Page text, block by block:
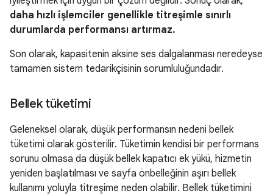
daha hızlı işlemciler genellikle titreşimle sınırlı
durumlarda performansı artırmaz.
Son olarak, kapasitenin aksine ses dalgalanması neredeyse
tamamen sistem tedarikçisinin sorumluluğundadır.
Bellek tüketimi
Geleneksel olarak, düşük performansın nedeni bellek
tüketimi olarak gösterilir. Tüketimin kendisi bir performans
sorunu olmasa da düşük bellek kapatıcı ek yükü, hizmetin
yeniden başlatılması ve sayfa önbelleğinin aşırı bellek
kullanımı yoluyla titreşime neden olabilir. Bellek tüketimini